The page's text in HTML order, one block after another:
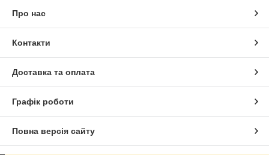
Про нас
Контакти
Доставка та оплата
Графік роботи
Повна версія сайту